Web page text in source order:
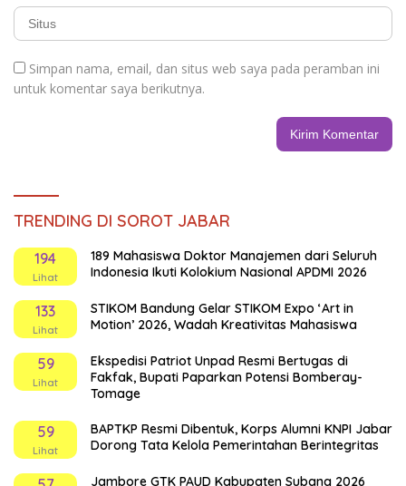
Simpan nama, email, dan situs web saya pada peramban ini
untuk komentar saya berikutnya.
TRENDING DI SOROT JABAR
194
Lihat
189 Mahasiswa Doktor Manajemen dari Seluruh
Indonesia Ikuti Kolokium Nasional APDMI 2026
133
Lihat
STIKOM Bandung Gelar STIKOM Expo ‘Art in
Motion’ 2026, Wadah Kreativitas Mahasiswa
59
Lihat
Ekspedisi Patriot Unpad Resmi Bertugas di
Fakfak, Bupati Paparkan Potensi Bomberay-
Tomage
59
Lihat
BAPTKP Resmi Dibentuk, Korps Alumni KNPI Jabar
Dorong Tata Kelola Pemerintahan Berintegritas
Jambore GTK PAUD Kabupaten Subang 2026